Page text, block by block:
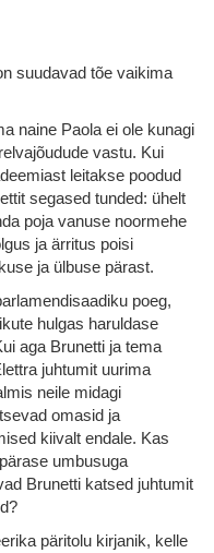
suudavad tõe vaikima
naine Paola ei ole kunagi
vastu. Kui
leitakse poodud
segased tunded: ühelt
poja vanuse noormehe
ja ärritus poisi
ja ülbuse pärast.
poeg,
hulgas haruldase
aga Brunetti ja tema
juhtumit uurima
neile midagi
omasid ja
kiivalt endale. Kas
umbusuga
Brunetti katsed juhtumit
päritolu kirjanik, kelle